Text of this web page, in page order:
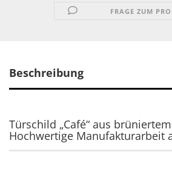
FRAGE ZUM
Beschreibung
Türschild „Café“ aus
Hochwertige Manufakturarbeit